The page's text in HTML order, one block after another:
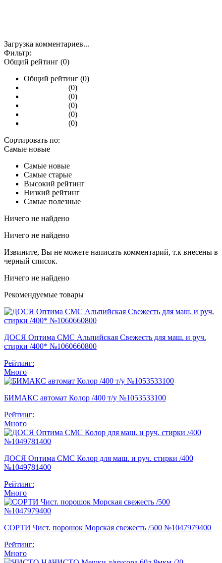
Загрузка комментариев...
Фильтр:
Общий рейтинг (0)
Общий рейтинг (0)
(0)
(0)
(0)
(0)
(0)
Сортировать по:
Самые новые
Самые новые
Самые старые
Высокий рейтинг
Низкий рейтинг
Самые полезные
Ничего не найдено
Ничего не найдено
Извините, Вы не можете написать комментарий, т.к внесены в
черный список.
Ничего не найдено
Рекомендуемые товары
ДОСЯ Оптима СМС Альпийская Свежесть для маш. и руч.
стирки /400* №1060660800
Рейтинг:
Много
БИМАКС автомат Колор /400 т/у №1053533100
Рейтинг:
Много
ДОСЯ Оптима СМС Колор для маш. и руч. стирки /400
№1049781400
Рейтинг:
Много
СОРТИ Чист. порошок Морская свежесть /500 №1047979400
Рейтинг:
Много